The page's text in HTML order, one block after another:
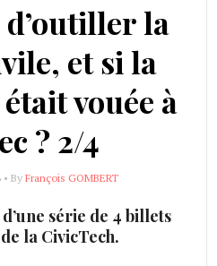
la
et si la
vouée à
? 2/4
• By François GOMBERT
série de 4 billets
la CivicTech.